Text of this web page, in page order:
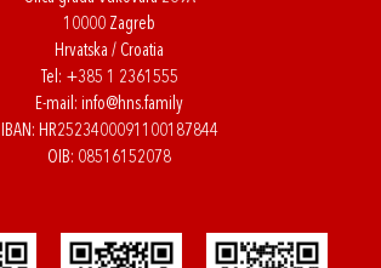
10000 Zagreb
Hrvatska / Croatia
Tel: +385 1 2361555
E-mail: info@hns.family
IBAN: HR2523400091100187844
OIB: 08516152078